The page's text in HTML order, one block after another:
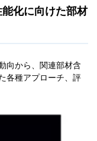
能化に向けた部材
向から、関連部材含
各種アプローチ、評